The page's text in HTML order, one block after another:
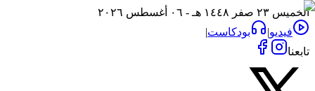
الخميس ٢٣ صفر ١٤٤٨ هـ - ٠٦ أغسطس ٢٠٢٦
فيديو| بودكاست|
تابعنا